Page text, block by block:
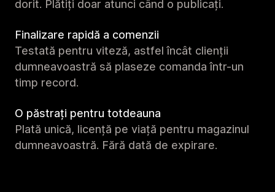
dorit. Plătiți doar atunci când o publicați.
Finalizare rapidă a comenzii
Testată pentru viteză, astfel încât clienții
dumneavoastră să plaseze comanda într-un
timp record.
O păstrați pentru totdeauna
Plată unică, licență pe viață pentru magazinul
dumneavoastră. Fără dată de expirare.